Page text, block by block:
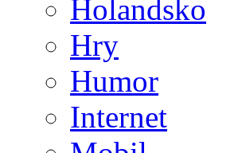
Holandsko
Hry
Humor
Internet